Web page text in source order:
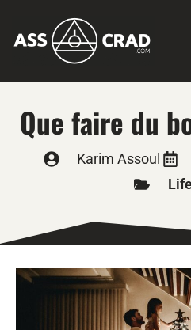
Que faire du
Karim Assoul